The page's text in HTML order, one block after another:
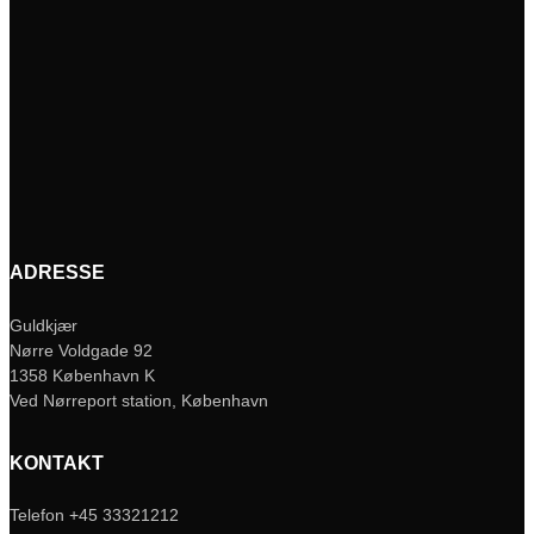
ADRESSE
Guldkjær
Nørre Voldgade 92
1358 København K
Ved Nørreport station, København
KONTAKT
Telefon +45 33321212